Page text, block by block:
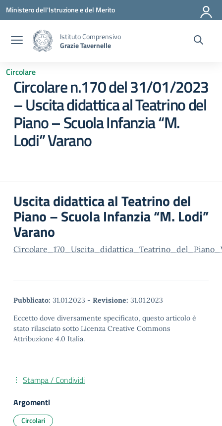
Vai ai contenuti
Vai al menu di navigazione
Vai al footer
Ministero dell'Istruzione e del Merito
Istituto Comprensivo
Grazie Tavernelle
Circolare
Circolare n.170 del 31/01/2023
– Uscita didattica al Teatrino del
Piano – Scuola Infanzia “M.
Lodi” Varano
Uscita didattica al Teatrino del
Piano – Scuola Infanzia “M. Lodi”
Varano
Pubblicato: 31.01.2023 - Revisione: 31.01.2023
Eccetto dove diversamente specificato, questo articolo è
stato rilasciato sotto Licenza Creative Commons
Attribuzione 4.0 Italia.
Stampa / Condividi
Argomenti
Circolari